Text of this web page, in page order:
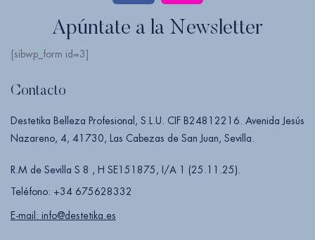
Apúntate a la Newsletter
[sibwp_form id=3]
Contacto
Destetika Belleza Profesional, S.L.U. CIF B24812216. Avenida Jesús
Nazareno, 4, 41730, Las Cabezas de San Juan, Sevilla.
R.M de Sevilla S 8 , H SE151875, I/A 1 (25.11.25).
Teléfono: +34 675628332
E-mail: info@destetika.es